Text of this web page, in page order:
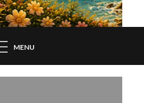
MENU